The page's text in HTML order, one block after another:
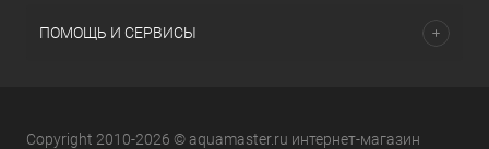
ПОМОЩЬ И СЕРВИСЫ
Copyright 2010-2026 © aquamaster.ru интернет-магазин